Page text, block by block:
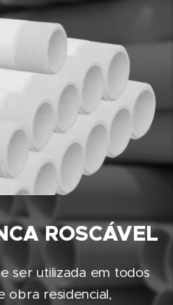
ROSCÁVEL
ser utilizada em todos
obra residencial,